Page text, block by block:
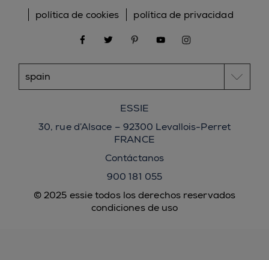
© 2025 essie todos los derechos reservados
condiciones de uso
política de cookies
política de privacidad
facebooktwitter pinterestyoutubeinstagram
ESSIE
30, rue d’Alsace – 92300 Levallois-Perret
FRANCE
Contáctanos
900 181 055